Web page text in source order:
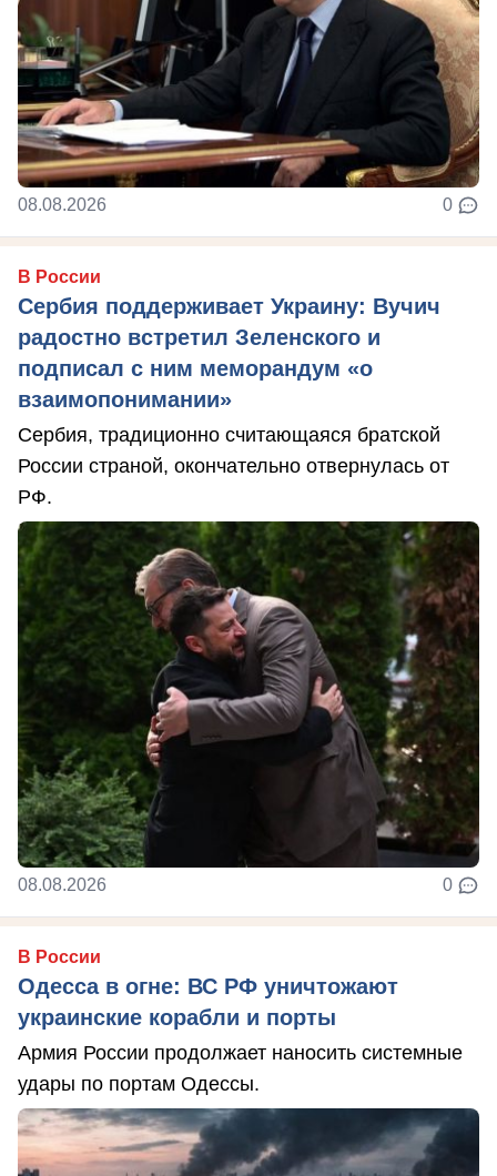
08.08.2026 0
В России
Сербия поддерживает Украину: Вучич
радостно встретил Зеленского и
подписал с ним меморандум «о
взаимопонимании»
Сербия, традиционно считающаяся братской
России страной, окончательно отвернулась от
РФ.
08.08.2026 0
В России
Одесса в огне: ВС РФ уничтожают
украинские корабли и порты
Армия России продолжает наносить системные
удары по портам Одессы.